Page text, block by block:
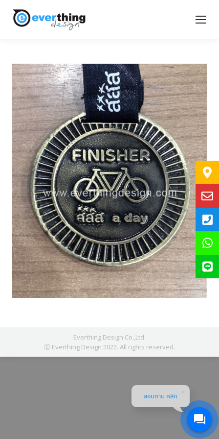
Everthing Design Co.,Ltd.
Ⓒ Everthing Design 2022. All rights reserved.
สอบถาม คลิก